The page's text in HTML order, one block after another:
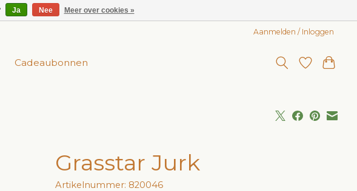
Aanmelden / Inloggen
Cadeaubonnen
Grasstar Jurk
Artikelnummer: 820046
Ja Nee Meer over cookies »